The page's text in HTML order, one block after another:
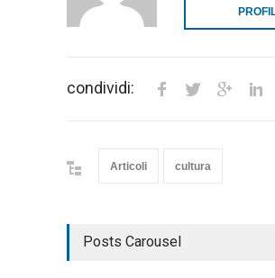
condividi:
Articoli cultura
Posts Carousel